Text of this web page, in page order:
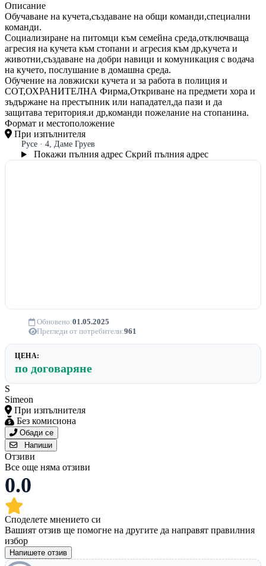
Описание
Обучаване на кучета,създаване на общи команди,специални
команди.
Социализиране на питомци към семейна среда,отключваща
агресия на кучета към стопани и агресия към др,кучета и
животни,създаване на добри навици и комуникация с водача
на кучето, послушание в домашна среда.
Обучение на ловжиски кучета и за работа в полиция и
СОТ,ОХРАНИТЕЛНА Фирма,Откриване на предмети хора и
зъдържане на престъпник или нападател,да пази и да
защитава територия.и др,команди пожелание на стопанина.
Формат и местоположение
При изпълнителя
Русе · 4, Даме Груев
Покажи пълния адрес Скрий пълния адрес
Обновено:01.05.2025
Прегледи от потребители:961
ЦЕНА:
по договаряне
S
Simeon
При изпълнителя
Без комисиона
Обади се
Напиши
Отзиви
Все още няма отзиви
0.0
Споделете мнението си
Вашият отзив ще помогне на другите да направят правилния
избор
Напишете отзив